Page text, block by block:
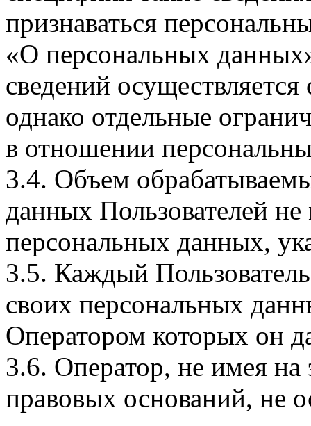
признаваться
«О персональных
сведений
однако отдельные
в отношении
3.4. Объем
данных Пользователей
персональных данных,
3.5. Каждый
своих персональных
Оператором которых он
3.6. Оператор, не имея
правовых оснований, не